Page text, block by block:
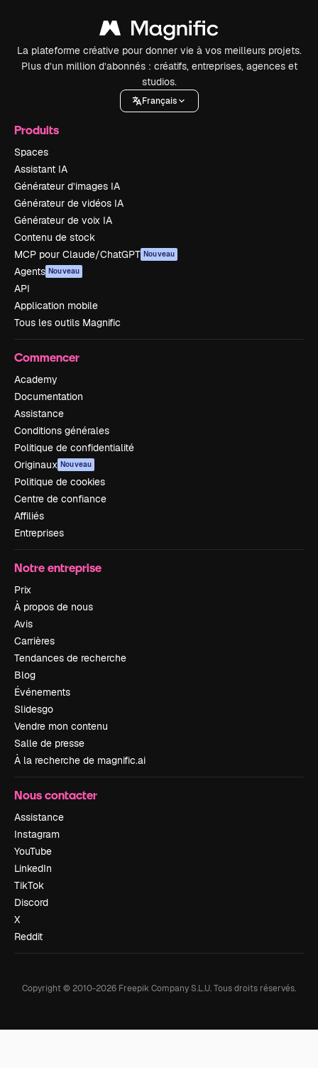
La plateforme créative pour donner vie à vos meilleurs projets.
Plus d’un million d’abonnés : créatifs, entreprises, agences et
studios.
Français
Produits
Spaces
Assistant IA
Générateur d’images IA
Générateur de vidéos IA
Générateur de voix IA
Contenu de stock
MCP pour Claude/ChatGPT Nouveau
Agents Nouveau
API
Application mobile
Tous les outils Magnific
Commencer
Academy
Documentation
Assistance
Conditions générales
Politique de confidentialité
Originaux Nouveau
Politique de cookies
Centre de confiance
Affiliés
Entreprises
Notre entreprise
Prix
À propos de nous
Avis
Carrières
Tendances de recherche
Blog
Événements
Slidesgo
Vendre mon contenu
Salle de presse
À la recherche de magnific.ai
Nous contacter
Assistance
Instagram
YouTube
LinkedIn
TikTok
Discord
X
Reddit
Copyright © 2010-2026 Freepik Company S.L.U.Tous droits réservés.